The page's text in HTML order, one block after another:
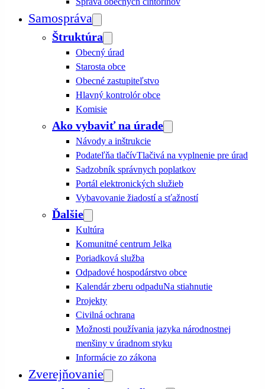
Samospráva
Štruktúra
Obecný úrad
Starosta obce
Obecné zastupiteľstvo
Hlavný kontrolór obce
Komisie
Ako vybaviť na úrade
Návody a inštrukcie
Podateľňa tlačívTlačivá na vyplnenie pre úrad
Sadzobník správnych poplatkov
Portál elektronických služieb
Vybavovanie žiadostí a sťažností
Ďalšie
Kultúra
Komunitné centrum Jelka
Poriadková služba
Odpadové hospodárstvo obce
Kalendár zberu odpaduNa stiahnutie
Projekty
Civilná ochrana
Možnosti používania jazyka národnostnej
menšiny v úradnom styku
Informácie zo zákona
Zverejňovanie